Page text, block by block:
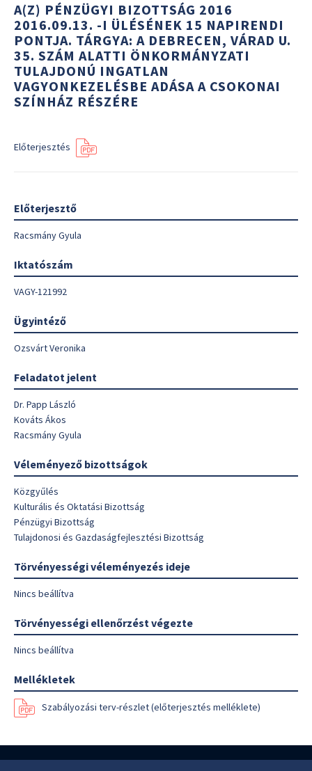
A(Z) PÉNZÜGYI BIZOTTSÁG 2016
2016.09.13. -I ÜLÉSÉNEK 15 NAPIRENDI
PONTJA. TÁRGYA: A DEBRECEN, VÁRAD U.
35. SZÁM ALATTI ÖNKORMÁNYZATI
TULAJDONÚ INGATLAN
VAGYONKEZELÉSBE ADÁSA A CSOKONAI
SZÍNHÁZ RÉSZÉRE
Előterjesztés
Előterjesztő
Racsmány Gyula
Iktatószám
VAGY-121992
Ügyintéző
Ozsvárt Veronika
Feladatot jelent
Dr. Papp László
Kováts Ákos
Racsmány Gyula
Véleményező bizottságok
Közgyűlés
Kulturális és Oktatási Bizottság
Pénzügyi Bizottság
Tulajdonosi és Gazdaságfejlesztési Bizottság
Törvényességi véleményezés ideje
Nincs beállítva
Törvényességi ellenőrzést végezte
Nincs beállítva
Mellékletek
Szabályozási terv-részlet (előterjesztés melléklete)